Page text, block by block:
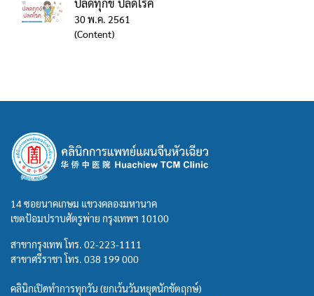
ปลดทุกข์ ปลดโรค
30 พ.ค. 2561
(Content)
14 ซอยนาคเกษม แขวงคลองมหานาค
เขตป้อมปราบศัตรูพ่าย กรุงเทพฯ 10100
สาขากรุงเทพ โทร. 02-223-1111
สาขาศรีราชา โทร. 038 199 000
คลินิกเปิดทำการทุกวัน (ยกเว้นวันหยุดนักขัตฤกษ์)